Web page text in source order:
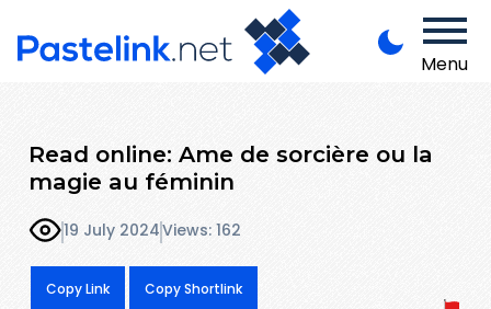
Menu
Read online: Ame de sorcière ou la
magie au féminin
19 July 2024Views: 162
Copy Link Copy Shortlink